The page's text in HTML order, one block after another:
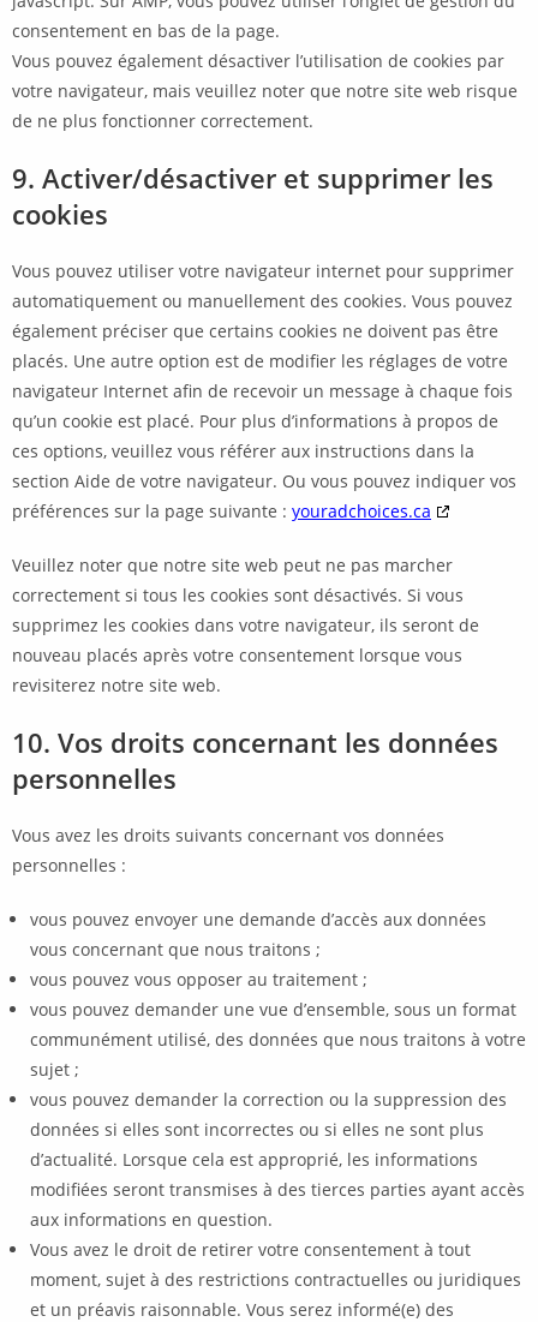
consentement en bas de la page.
Vous pouvez également désactiver l’utilisation de cookies par
votre navigateur, mais veuillez noter que notre site web risque
de ne plus fonctionner correctement.
9. Activer/désactiver et supprimer les
cookies
Vous pouvez utiliser votre navigateur internet pour supprimer
automatiquement ou manuellement des cookies. Vous pouvez
également préciser que certains cookies ne doivent pas être
placés. Une autre option est de modifier les réglages de votre
navigateur Internet afin de recevoir un message à chaque fois
qu’un cookie est placé. Pour plus d’informations à propos de
ces options, veuillez vous référer aux instructions dans la
section Aide de votre navigateur. Ou vous pouvez indiquer vos
préférences sur la page suivante : youradchoices.ca
Veuillez noter que notre site web peut ne pas marcher
correctement si tous les cookies sont désactivés. Si vous
supprimez les cookies dans votre navigateur, ils seront de
nouveau placés après votre consentement lorsque vous
revisiterez notre site web.
10. Vos droits concernant les données
personnelles
Vous avez les droits suivants concernant vos données
personnelles :
vous pouvez envoyer une demande d’accès aux données
vous concernant que nous traitons ;
vous pouvez vous opposer au traitement ;
vous pouvez demander une vue d’ensemble, sous un format
communément utilisé, des données que nous traitons à votre
sujet ;
vous pouvez demander la correction ou la suppression des
données si elles sont incorrectes ou si elles ne sont plus
d’actualité. Lorsque cela est approprié, les informations
modifiées seront transmises à des tierces parties ayant accès
aux informations en question.
Vous avez le droit de retirer votre consentement à tout
moment, sujet à des restrictions contractuelles ou juridiques
et un préavis raisonnable. Vous serez informé(e) des